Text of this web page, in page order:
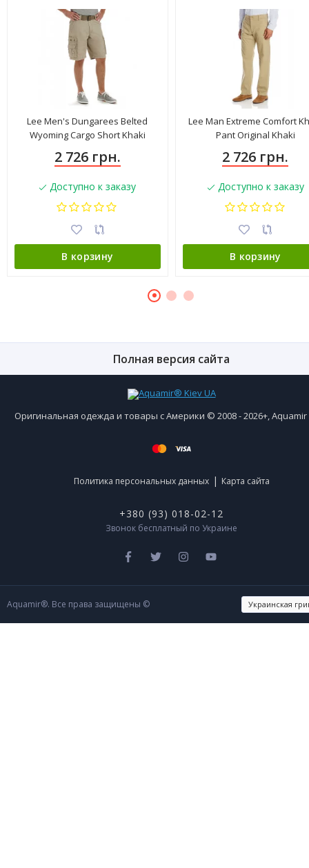
Lee Men's Dungarees Belted
Wyoming Cargo Short Khaki
2 726 грн.
Доступно к заказу
В корзину
Lee Man Extreme Comfort
Pant Original Khaki
2 726 грн.
Доступно к заказу
В корзину
Полная версия сайта
Оригинальная одежда и товары с Америки © 2008 - 2026+,
Политика персональных данных | Карта сайта
+380 (93) 018-02-12
Звонок бесплатный по Украине
Aquamir®. Все права защищены ©